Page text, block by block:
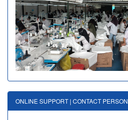
ONLINE SUPPORT | CONTACT PERSON